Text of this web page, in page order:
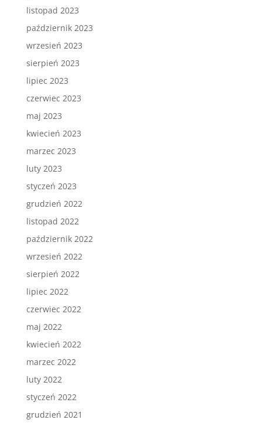
listopad 2023
październik 2023
wrzesień 2023
sierpień 2023
lipiec 2023
czerwiec 2023
maj 2023
kwiecień 2023
marzec 2023
luty 2023
styczeń 2023
grudzień 2022
listopad 2022
październik 2022
wrzesień 2022
sierpień 2022
lipiec 2022
czerwiec 2022
maj 2022
kwiecień 2022
marzec 2022
luty 2022
styczeń 2022
grudzień 2021